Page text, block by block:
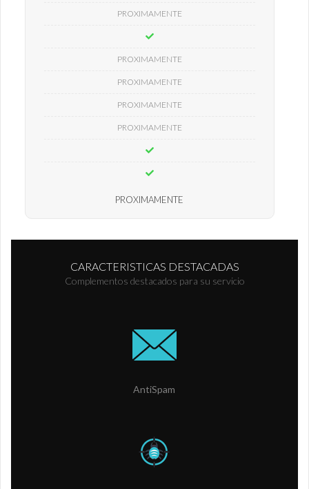
PROXIMAMENTE
PROXIMAMENTE
PROXIMAMENTE
PROXIMAMENTE
PROXIMAMENTE
PROXIMAMENTE
CARACTERISTICAS DESTACADAS
Complementos destacados para su servicio
AntiSpam